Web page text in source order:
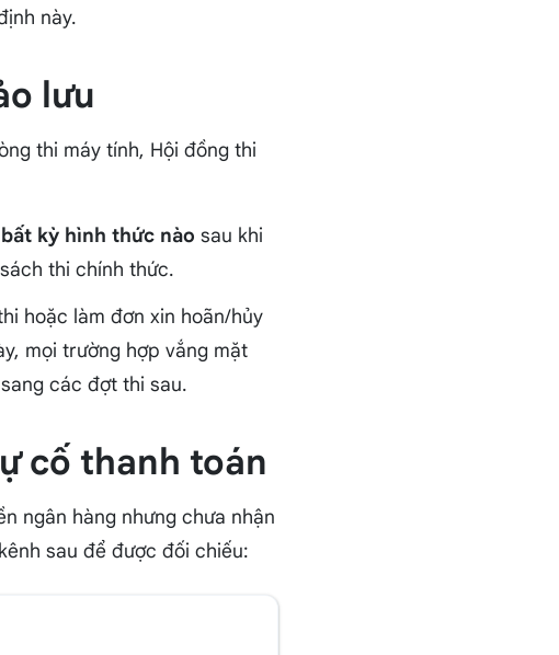
này.
lưu
thi máy tính, Hội đồng thi
kỳ hình thức nào sau khi
thi chính thức.
hoặc làm đơn xin hoãn/hủy
mọi trường hợp vắng mặt
các đợt thi sau.
cố thanh toán
ngân hàng nhưng chưa nhận
sau để được đối chiếu: